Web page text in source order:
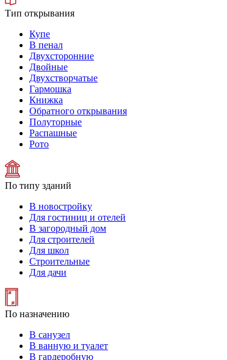
Тип открывания
Купе
В пенал
Двухсторонние
Двойные
Двухстворчатые
Гармошка
Книжка
Обратного открывания
Полуторные
Распашные
Рото
По типу зданий
В новостройку
Для гостиниц и отелей
В загородный дом
Для строителей
Для школ
Строительные
Для дачи
По назначению
В санузел
В ванную и туалет
В гардеробную